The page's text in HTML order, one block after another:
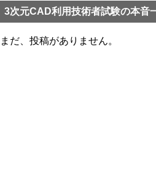
3次元CAD利用技術者試験の本音
まだ、投稿がありません。